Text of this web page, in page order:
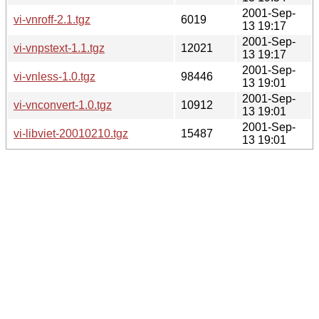
vi-vnroff-2.1.tgz
6019
2001-Sep-
13 19:17
vi-vnpstext-1.1.tgz
12021
2001-Sep-
13 19:17
vi-vnless-1.0.tgz
98446
2001-Sep-
13 19:01
vi-vnconvert-1.0.tgz
10912
2001-Sep-
13 19:01
vi-libviet-20010210.tgz
15487
2001-Sep-
13 19:01